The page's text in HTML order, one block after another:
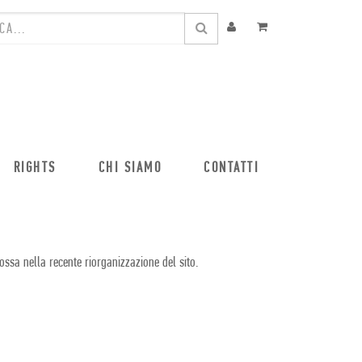
RIGHTS CHI SIAMO CONTATTI
nella recente riorganizzazione del sito.